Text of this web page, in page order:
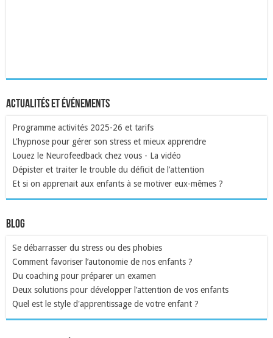
Actualités et événements
Programme activités 2025-26 et tarifs
L'hypnose pour gérer son stress et mieux apprendre
Louez le Neurofeedback chez vous - La vidéo
Dépister et traiter le trouble du déficit de l’attention
Et si on apprenait aux enfants à se motiver eux-mêmes ?
Blog
Se débarrasser du stress ou des phobies
Comment favoriser l’autonomie de nos enfants ?
Du coaching pour préparer un examen
Deux solutions pour développer l’attention de vos enfants
Quel est le style d'apprentissage de votre enfant ?